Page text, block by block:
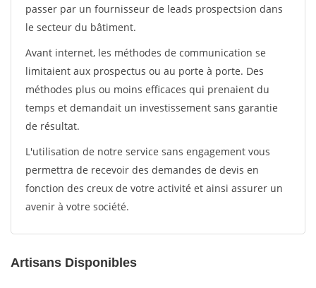
passer par un fournisseur de leads prospectsion dans
le secteur du bâtiment.
Avant internet, les méthodes de communication se
limitaient aux prospectus ou au porte à porte. Des
méthodes plus ou moins efficaces qui prenaient du
temps et demandait un investissement sans garantie
de résultat.
L'utilisation de notre service sans engagement vous
permettra de recevoir des demandes de devis en
fonction des creux de votre activité et ainsi assurer un
avenir à votre société.
Artisans Disponibles